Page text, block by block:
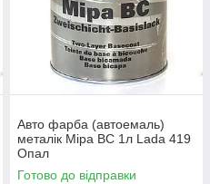
Авто фарба (автоемаль)
металік Mipa BC 1л Lada 419
Опал
Готово до відправки